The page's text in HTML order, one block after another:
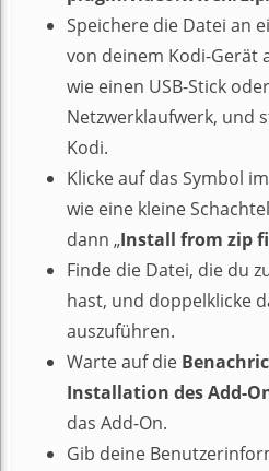
Speichere die Datei an
von deinem Kodi-Gerät
wie einen USB-Stick
Netzwerklaufwerk, und
Kodi.
Klicke auf das Symbol
wie eine kleine
dann „Install from zip
Finde die Datei, die du
hast, und doppelklicke
auszuführen.
Warte auf die
Installation des Add-
das Add-On.
Gib deine